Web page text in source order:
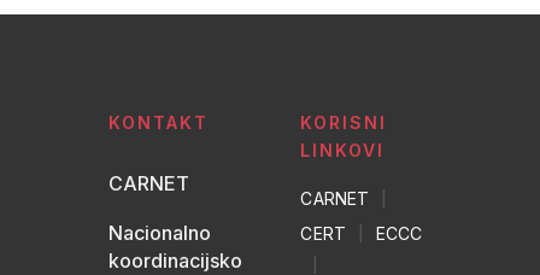
KONTAKT
CARNET
Nacionalno
koordinacijsko
KORISNI
LINKOVI
CARNET
CERT ECCC